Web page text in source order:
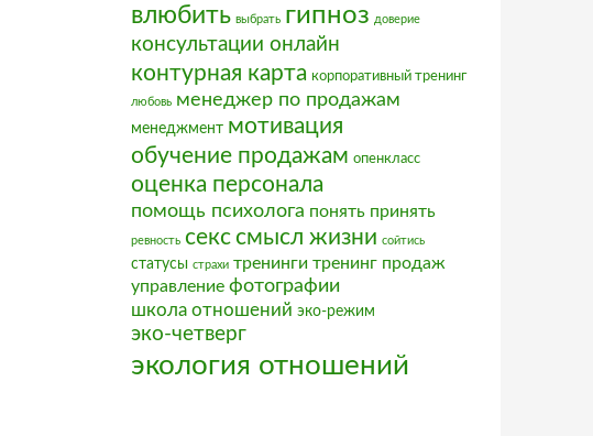
влюбить выбрать гипноз доверие
консультации онлайн
контурная карта корпоративный тренинг
любовь менеджер по продажам
менеджмент мотивация
обучение продажам опенкласс
оценка персонала
помощь психолога понять принять
ревность секссмысл жизни сойтись
статусы страхи тренинги тренинг продаж
управление фотографии
школа отношений эко-режим
эко-четверг
экология отношений